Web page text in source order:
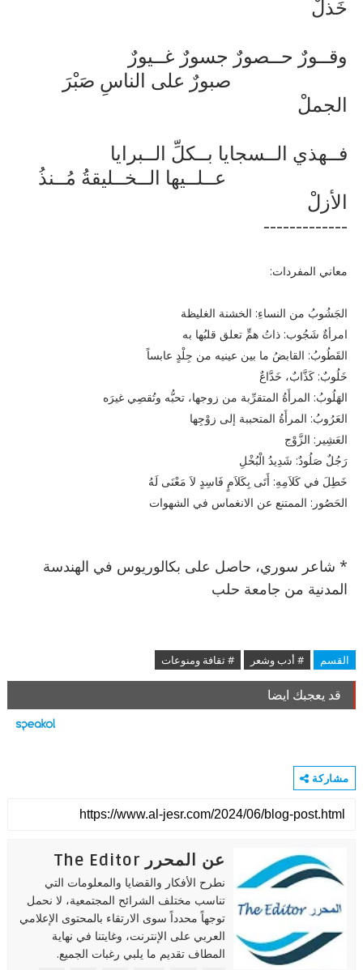
خَذلْ
وقــورٌ حــصورٌ جسورٌ غــيورٌ
صبورٌ على الناسِ صَبْرَ
الجملْ
فــهذي الــسجايا بــكلِّ الــبرايا
عــلــيها الــخــليقةُ مُــنذُ
الأزلْ
-------------
معاني المفردات:
الجَشُوبُ من النساءِ: الخشنة الغليظة
امرأةٌ شَجُوب: ذاتُ همٍّ تعلق قلبُها به
القَطُوبُ: القابضُ ما بين عينيه من جِلْدٍ عابساً
خَلُوبٌ: كَذَّابٌ، خَدَّاعٌ
الهَلُوبُ: المرأَةُ المتقرِّبة من زوجها، تحبُّه وتُقصِي غيرَه
العَرُوبُ: المرأَةُ المتحببة إلى زوْجِها
العَشِير: الزَّوْج
رَجُلٌ صَلُودٌ: شَدِيدُ الْبُخْلِ
خَطِلَ في كَلاَمِهِ: أَتَى بِكَلاَمٍ فَاسِدٍ لاَ مَعْنَى لَهُ
الحَصُور: الممتنع عن الانغماس في الشهوات
* شاعر سوري، حاصل على بكالوريوس في الهندسة
المدنية من جامعة حلب
القسم # أدب وشعر # ثقافة ومنوعات
قد يعجبك ايضا
مشاركة
عن المحرر The Editor
نطرح الأفكار والقضايا والمعلومات التي
تناسب مختلف الشرائح المجتمعية، لا نحمل
توجهاً محدداً سوى الارتقاء بالمحتوى الإعلامي
العربي على الإنترنت، وغايتنا في نهاية
المطاف تقديم ما يلبي رغبات الجميع.